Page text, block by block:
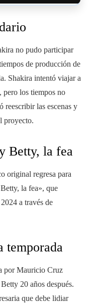
no pudo participar
de producción de
Shakira intentó viajar a
pero los tiempos no
reescribir las escenas y
proyecto.
Betty, la fea
original regresa para
la fea», que
a través de
temporada
por Mauricio Cruz
20 años después.
que debe lidiar